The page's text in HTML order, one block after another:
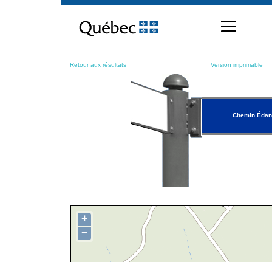
contenu
Retour aux résultats Version imprimable
Chemin
+
−